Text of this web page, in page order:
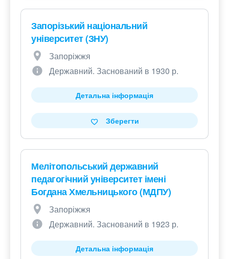
Запорізький національний
університет (ЗНУ)
Запоріжжя
Державний. Заснований в 1930 р.
Детальна інформація
Зберегти
Мелітопольський державний
педагогічний університет імені
Богдана Хмельницького (МДПУ)
Запоріжжя
Державний. Заснований в 1923 р.
Детальна інформація